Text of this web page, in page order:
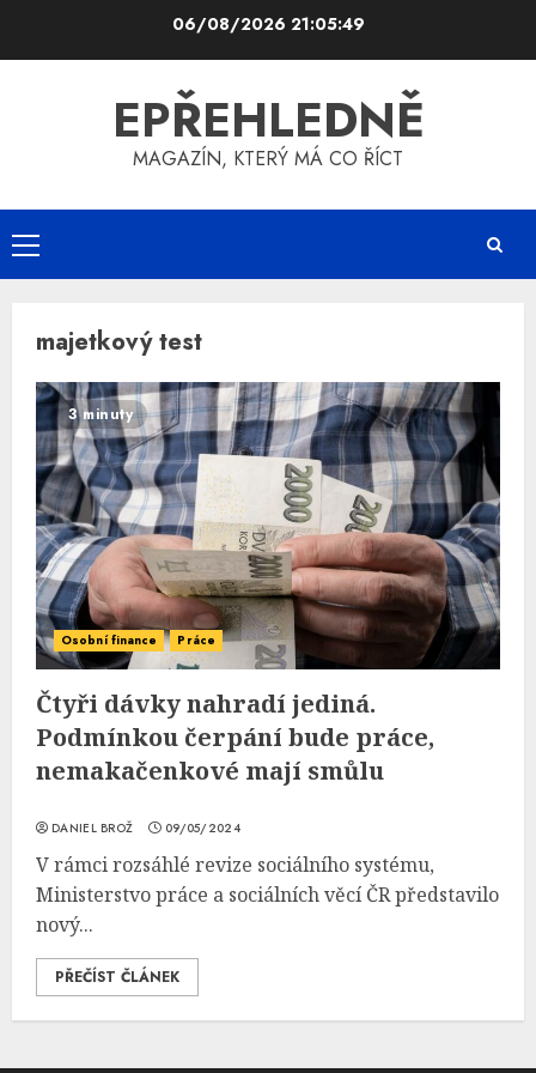
06/08/2026 21:05:49
EPŘEHLEDNĚ
MAGAZÍN, KTERÝ MÁ CO ŘÍCT
Primary
Menu
majetkový test
3 minuty
Osobní finance Práce
Čtyři dávky nahradí jediná.
Podmínkou čerpání bude práce,
nemakačenkové mají smůlu
DANIEL BROŽ 09/05/2024
V rámci rozsáhlé revize sociálního systému,
Ministerstvo práce a sociálních věcí ČR představilo
nový...
PŘEČÍST ČLÁNEK